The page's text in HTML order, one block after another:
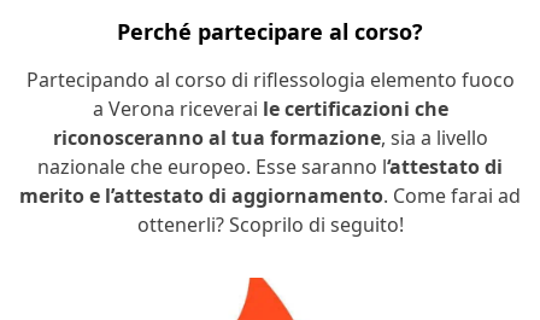
Perché partecipare al corso?
Partecipando al corso di riflessologia elemento fuoco
a Verona riceverai le certificazioni che
riconosceranno al tua formazione, sia a livello
nazionale che europeo. Esse saranno l‘attestato di
merito e l’attestato di aggiornamento. Come farai ad
ottenerli? Scoprilo di seguito!